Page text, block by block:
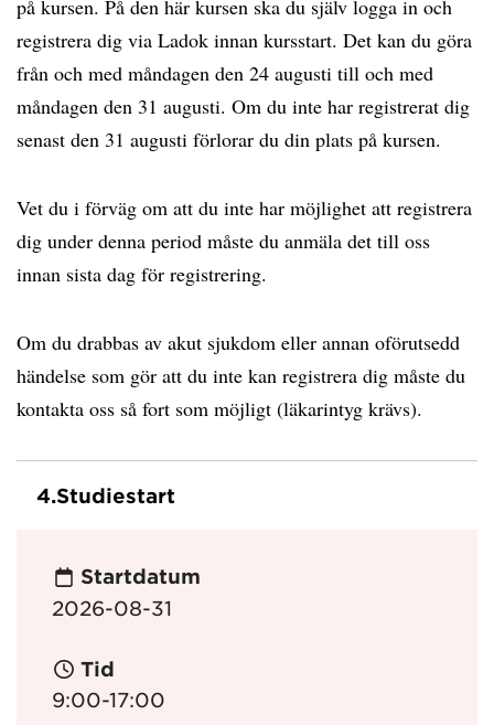
på kursen. På den här kursen ska du själv logga in och
registrera dig via Ladok innan kursstart. Det kan du göra
från och med måndagen den 24 augusti till och med
måndagen den 31 augusti. Om du inte har registrerat dig
senast den 31 augusti förlorar du din plats på kursen.
Vet du i förväg om att du inte har möjlighet att registrera
dig under denna period måste du anmäla det till oss
innan sista dag för registrering.
Om du drabbas av akut sjukdom eller annan oförutsedd
händelse som gör att du inte kan registrera dig måste du
kontakta oss så fort som möjligt (läkarintyg krävs).
4.Studiestart
Startdatum
2026-08-31
Tid
9:00-17:00